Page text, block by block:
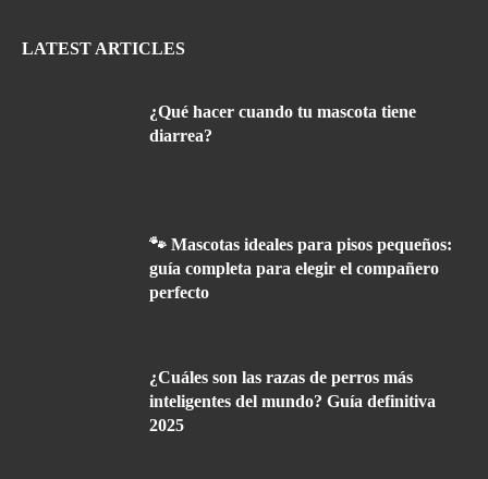
LATEST ARTICLES
¿Qué hacer cuando tu mascota tiene
diarrea?
🐾 Mascotas ideales para pisos pequeños:
guía completa para elegir el compañero
perfecto
¿Cuáles son las razas de perros más
inteligentes del mundo? Guía definitiva
2025